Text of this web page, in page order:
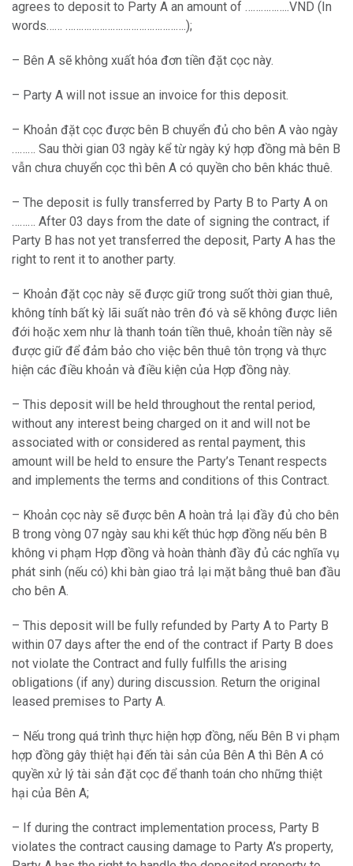
agrees to deposit to Party A an amount of ……………..VND (In
words…… ……………………………………….);
– Bên A sẽ không xuất hóa đơn tiền đặt cọc này.
– Party A will not issue an invoice for this deposit.
– Khoản đặt cọc được bên B chuyển đủ cho bên A vào ngày
……… Sau thời gian 03 ngày kể từ ngày ký hợp đồng mà bên B
vẫn chưa chuyển cọc thì bên A có quyền cho bên khác thuê.
– The deposit is fully transferred by Party B to Party A on
……… After 03 days from the date of signing the contract, if
Party B has not yet transferred the deposit, Party A has the
right to rent it to another party.
– Khoản đặt cọc này sẽ được giữ trong suốt thời gian thuê,
không tính bất kỳ lãi suất nào trên đó và sẽ không được liên
đới hoặc xem như là thanh toán tiền thuê, khoản tiền này sẽ
được giữ để đảm bảo cho việc bên thuê tôn trọng và thực
hiện các điều khoản và điều kiện của Hợp đồng này.
– This deposit will be held throughout the rental period,
without any interest being charged on it and will not be
associated with or considered as rental payment, this
amount will be held to ensure the Party’s Tenant respects
and implements the terms and conditions of this Contract.
– Khoản cọc này sẽ được bên A hoàn trả lại đầy đủ cho bên
B trong vòng 07 ngày sau khi kết thúc hợp đồng nếu bên B
không vi phạm Hợp đồng và hoàn thành đầy đủ các nghĩa vụ
phát sinh (nếu có) khi bàn giao trả lại mặt bằng thuê ban đầu
cho bên A.
– This deposit will be fully refunded by Party A to Party B
within 07 days after the end of the contract if Party B does
not violate the Contract and fully fulfills the arising
obligations (if any) during discussion. Return the original
leased premises to Party A.
– Nếu trong quá trình thực hiện hợp đồng, nếu Bên B vi phạm
hợp đồng gây thiệt hại đến tài sản của Bên A thì Bên A có
quyền xử lý tài sản đặt cọc để thanh toán cho những thiệt
hại của Bên A;
– If during the contract implementation process, Party B
violates the contract causing damage to Party A’s property,